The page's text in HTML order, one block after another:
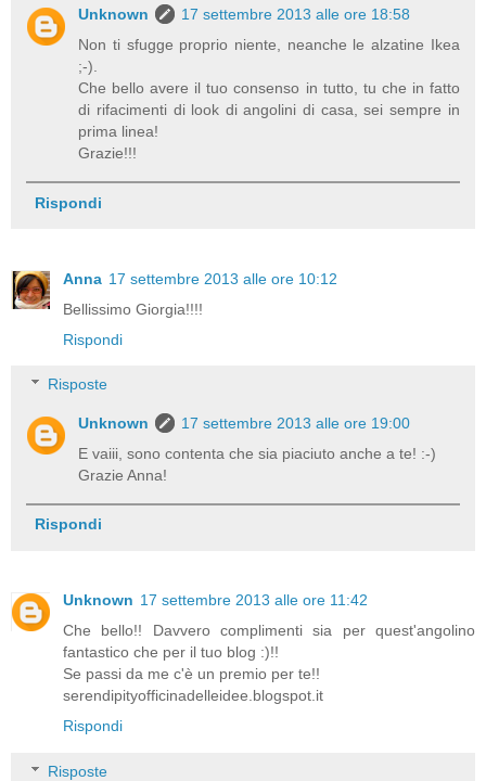
Unknown
17 settembre 2013 alle ore 18:58
Non ti sfugge proprio niente, neanche le alzatine Ikea
;-).
Che bello avere il tuo consenso in tutto, tu che in fatto
di rifacimenti di look di angolini di casa, sei sempre in
prima linea!
Grazie!!!
Rispondi
Anna 17 settembre 2013 alle ore 10:12
Bellissimo Giorgia!!!!
Rispondi
Risposte
Unknown
17 settembre 2013 alle ore 19:00
E vaiii, sono contenta che sia piaciuto anche a te! :-)
Grazie Anna!
Rispondi
Unknown 17 settembre 2013 alle ore 11:42
Che bello!! Davvero complimenti sia per quest'angolino
fantastico che per il tuo blog :)!!
Se passi da me c'è un premio per te!!
serendipityofficinadelleidee.blogspot.it
Rispondi
Risposte